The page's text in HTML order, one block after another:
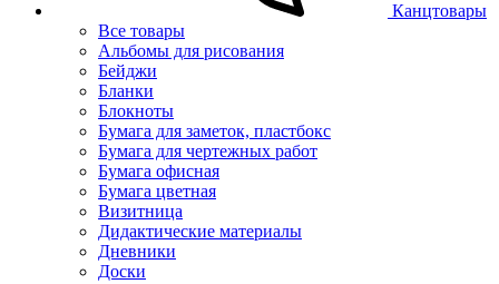
Канцтовары
Все товары
Альбомы для рисования
Бейджи
Бланки
Блокноты
Бумага для заметок, пластбокс
Бумага для чертежных работ
Бумага офисная
Бумага цветная
Визитница
Дидактические материалы
Дневники
Доски